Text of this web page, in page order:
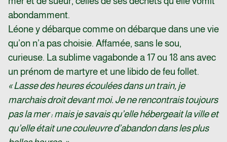
abondamment.
Léone y débarque comme on débarque dans une vie
qu’on n’a pas choisie. Affamée, sans le sou,
curieuse. La sublime vagabonde a 17 ou 18 ans avec
un prénom de martyre et une libido de feu follet.
« Lasse des heures écoulées dans un train, je
marchais droit devant moi. Je ne rencontrais toujours
pas la mer : mais je savais qu’elle hébergeait la ville et
qu’elle était une couleuvre d’abandon dans les plus